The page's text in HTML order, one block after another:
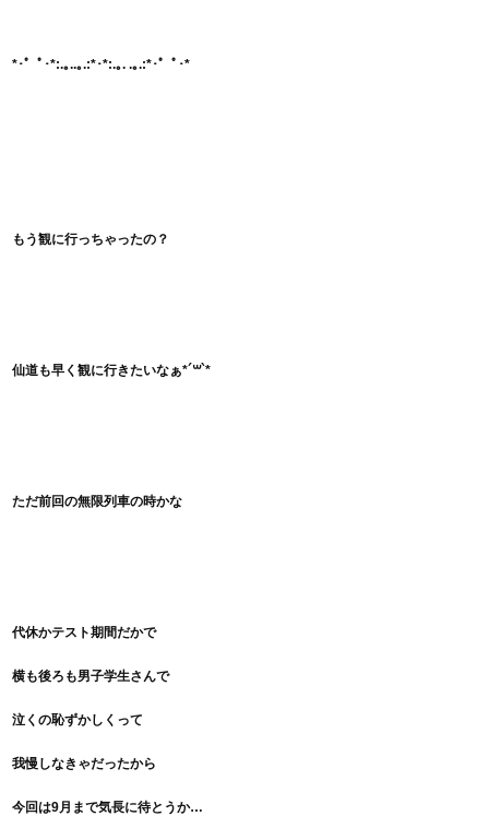
*･゜ﾟ･*:.｡..｡.:*･*:.｡. .｡.:*･゜ﾟ･*
もう観に行っちゃったの？
仙道も早く観に行きたいなぁ*´꒳`*
ただ前回の無限列車の時かな
代休かテスト期間だかで
横も後ろも男子学生さんで
泣くの恥ずかしくって
我慢しなきゃだったから
今回は9月まで気長に待とうか…